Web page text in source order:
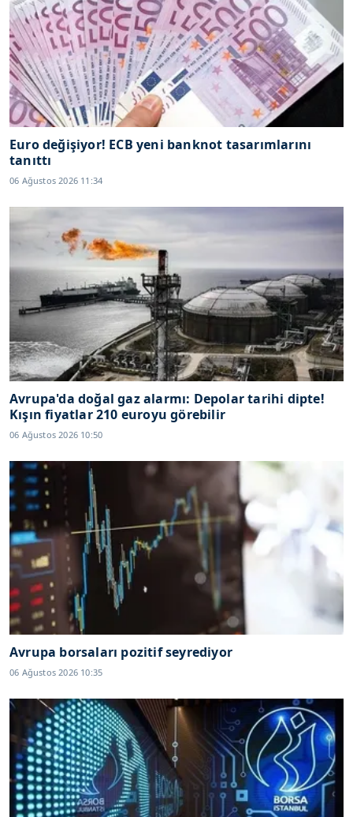
Euro değişiyor! ECB yeni banknot tasarımlarını
tanıttı
06 Ağustos 2026 11:34
Avrupa'da doğal gaz alarmı: Depolar tarihi dipte!
Kışın fiyatlar 210 euroyu görebilir
06 Ağustos 2026 10:50
Avrupa borsaları pozitif seyrediyor
06 Ağustos 2026 10:35